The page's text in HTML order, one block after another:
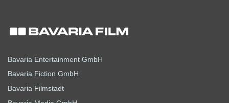
Bavaria Entertainment GmbH
Bavaria Fiction GmbH
Bavaria Filmstadt